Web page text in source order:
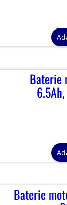
Baterie
Baterie